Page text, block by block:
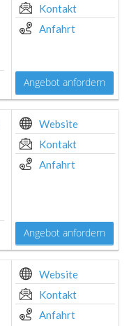
Kontakt
Anfahrt
Angebot anfordern
Website
Kontakt
Anfahrt
Angebot anfordern
Website
Kontakt
Anfahrt